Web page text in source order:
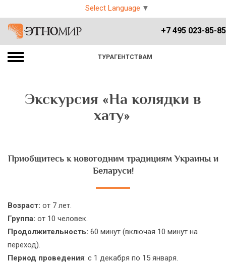
Select Language ▼
+7 495 023-85-85
ТУРАГЕНТСТВАМ
Экскурсия «На колядки в
хату»
Приобщитесь к новогодним традициям Украины и
Беларуси!
Возраст: от 7 лет.
Группа: от 10 человек.
Продолжительность: 60 минут (включая 10 минут на
переход).
Период проведения: с 1 декабря по 15 января.